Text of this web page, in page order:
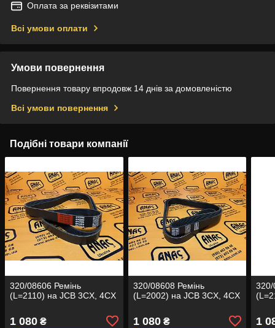
Оплата за реквізитами
Всі умови оплати
Умови повернення
Повернення товару впродовж 14 днів за домовленістю
Всі умови повернення
Подібні товари компанії
320/08606 Ремінь
(L=2110) на JCB 3CX, 4CX
1 080 ₴
320/08608 Ремінь
(L=2002) на JCB 3CX, 4CX
1 080₴
320/
1